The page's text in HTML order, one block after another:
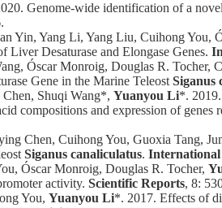
Genome-wide identification of a
Yin, Yang Li, Yang Liu, Cuihong You,
Desaturase and Elongase Genes.
Óscar Monroig, Douglas R.
Gene in the Marine Teleost Siganus
Shuqi Wang*, Yuanyou Li*.
compositions and expression of
Chen, Cuihong You, Guoxia Tang,
Siganus canaliculatus. International
Óscar Monroig, Douglas R. Tocher,
activity. Scientific Reports, 8:
You, Yuanyou Li*. 2017. Effects of